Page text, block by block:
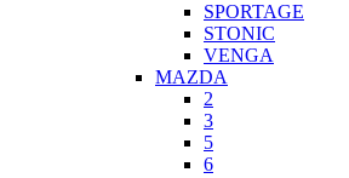
SPORTAGE
STONIC
VENGA
MAZDA
2
3
5
6